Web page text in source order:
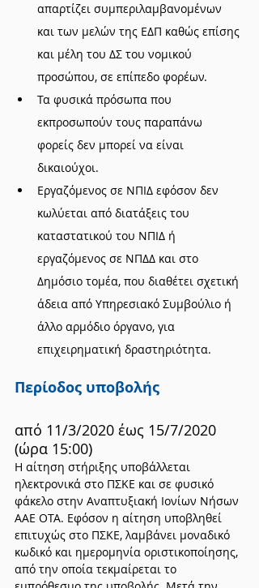
απαρτίζει συμπεριλαμβανομένων
και των μελών της ΕΔΠ καθώς επίσης
και μέλη του ΔΣ του νομικού
προσώπου, σε επίπεδο φορέων.
Τα φυσικά πρόσωπα που
εκπροσωπούν τους παραπάνω
φορείς δεν μπορεί να είναι
δικαιούχοι.
Εργαζόμενος σε ΝΠΙΔ εφόσον δεν
κωλύεται από διατάξεις του
καταστατικού του ΝΠΙΔ ή
εργαζόμενος σε ΝΠΔΔ και στο
Δημόσιο τομέα, που διαθέτει σχετική
άδεια από Υπηρεσιακό Συμβούλιο ή
άλλο αρμόδιο όργανο, για
επιχειρηματική δραστηριότητα.
Περίοδος υποβολής
από 11/3/2020 έως 15/7/2020
(ώρα 15:00)
Η αίτηση στήριξης υποβάλλεται
ηλεκτρονικά στο ΠΣΚΕ και σε φυσικό
φάκελο στην Αναπτυξιακή Ιονίων Νήσων
ΑΑΕ ΟΤΑ. Εφόσον η αίτηση υποβληθεί
επιτυχώς στο ΠΣΚΕ, λαμβάνει μοναδικό
κωδικό και ημερομηνία οριστικοποίησης,
από την οποία τεκμαίρεται το